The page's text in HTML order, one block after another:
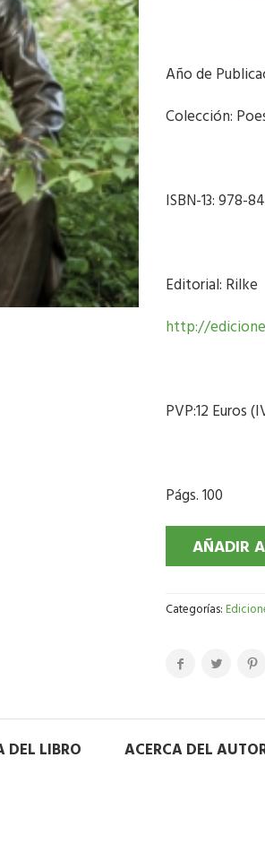
Año de
Colección:
ISBN-13: 978-
Editorial: Rilke
http://
PVP:12 Euros
Págs. 100
AÑADIR
Categorías:
DEL LIBRO ACERCA DEL